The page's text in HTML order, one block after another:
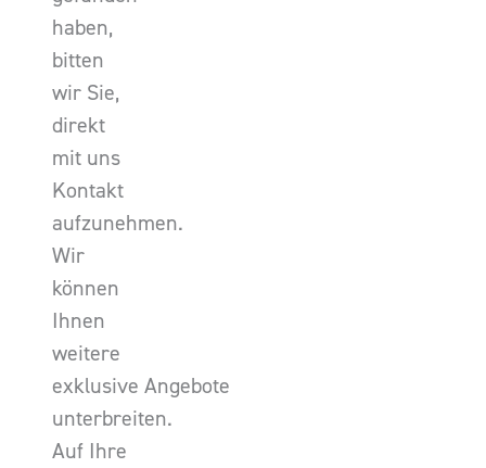
haben,
bitten
wir Sie,
direkt
mit uns
Kontakt
aufzunehmen.
Wir
können
Ihnen
weitere
exklusive Angebote
unterbreiten.
Auf Ihre